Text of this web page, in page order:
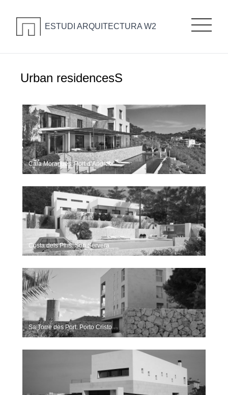
ESTUDI ARQUITECTURA W2
Urban residencesS
Cala Moragues. Port d’Andratx
Costa dels Pins. Son Servera
Sa Torre des Port. Porto Cristo